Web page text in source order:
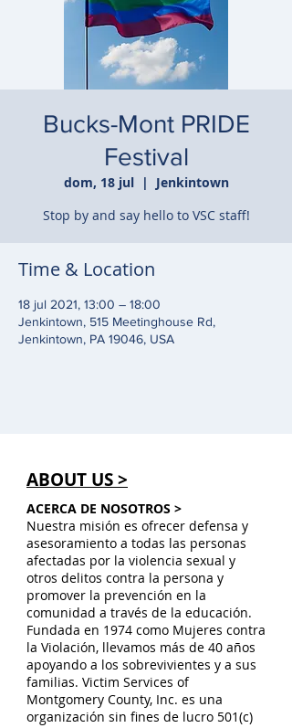
Bucks-Mont PRIDE
Festival
dom, 18 jul
  |
Jenkintown
Stop by and say hello to VSC staff!
Time & Location
18 jul 2021, 13:00 – 18:00
Jenkintown, 515 Meetinghouse Rd,
Jenkintown, PA 19046, USA
ABOUT US >
ACERCA DE NOSOTROS >
Nuestra misión es ofrecer defensa y
asesoramiento a todas las personas
afectadas por la violencia sexual y
otros delitos contra la persona y
promover la prevención en la
comunidad a través de la educación.
Fundada en 1974 como Mujeres contra
la Violación, llevamos más de 40 años
apoyando a los sobrevivientes y a sus
familias. Victim Services of
Montgomery County, Inc. es una
organización sin fines de lucro 501(c)